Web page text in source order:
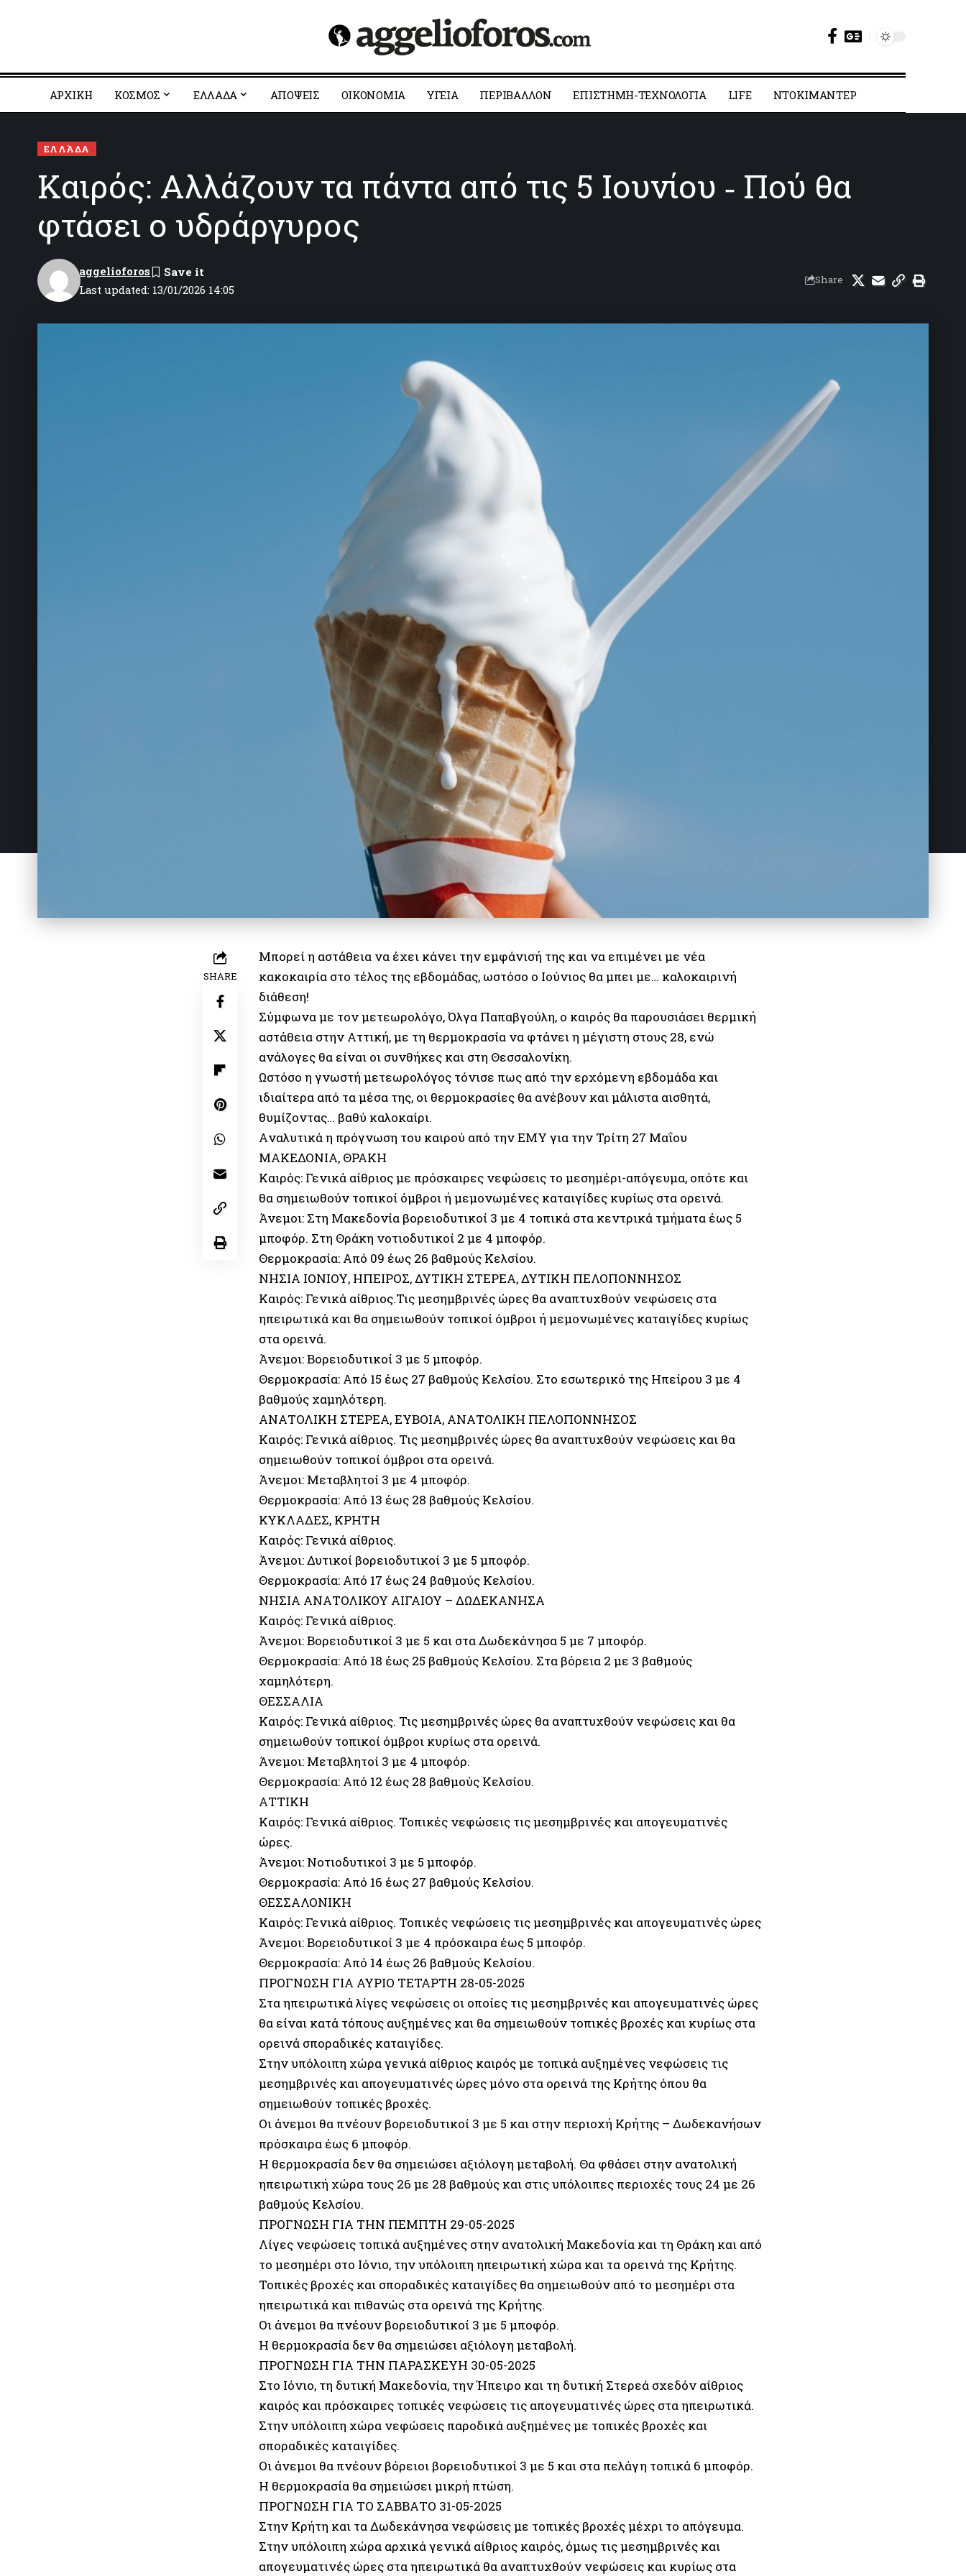
ΑΡΧΙΚΗ ΚΟΣΜΟΣ EΛΛΑΔΑ ΑΠΟΨΕΙΣ ΟΙΚΟΝΟΜΙΑ YΓΕΙΑ ΠΕΡΙΒΑΛΛΟΝ ΕΠΙΣΤΗΜΗ-ΤΕΧΝΟΛΟΓΙΑ LIFE ΝΤΟΚΙΜΑΝΤΕΡ
ΕΛΛΆΔΑ
Καιρός: Αλλάζουν τα πάντα από τις 5 Ιουνίου ‑ Πού θα
φτάσει ο υδράργυρος
Last updated: 13/01/2026 14:05
aggelioforos
Share
SHARE
Μπορεί η αστάθεια να έχει κάνει την εμφάνισή της και να επιμένει με νέα
κακοκαιρία στο τέλος της εβδομάδας, ωστόσο ο Ιούνιος θα μπει με… καλοκαιρινή
διάθεση!
Σύμφωνα με τον μετεωρολόγο, Όλγα Παπαβγούλη, ο καιρός θα παρουσιάσει θερμική
αστάθεια στην Αττική, με τη θερμοκρασία να φτάνει η μέγιστη στους 28, ενώ
ανάλογες θα είναι οι συνθήκες και στη Θεσσαλονίκη.
Ωστόσο η γνωστή μετεωρολόγος τόνισε πως από την ερχόμενη εβδομάδα και
ιδιαίτερα από τα μέσα της, οι θερμοκρασίες θα ανέβουν και μάλιστα αισθητά,
θυμίζοντας… βαθύ καλοκαίρι.
Aναλυτικά η πρόγνωση του καιρού από την ΕΜΥ για την Τρίτη 27 Μαΐου
ΜΑΚΕΔΟΝΙΑ, ΘΡΑΚΗ
Καιρός: Γενικά αίθριος με πρόσκαιρες νεφώσεις το μεσημέρι-απόγευμα, οπότε και
θα σημειωθούν τοπικοί όμβροι ή μεμονωμένες καταιγίδες κυρίως στα ορεινά.
Άνεμοι: Στη Μακεδονία βορειοδυτικοί 3 με 4 τοπικά στα κεντρικά τμήματα έως 5
μποφόρ. Στη Θράκη νοτιοδυτικοί 2 με 4 μποφόρ.
Θερμοκρασία: Από 09 έως 26 βαθμούς Κελσίου.
ΝΗΣΙΑ ΙΟΝΙΟΥ, ΗΠΕΙΡΟΣ, ΔΥΤΙΚΗ ΣΤΕΡΕΑ, ΔΥΤΙΚΗ ΠΕΛΟΠΟΝΝΗΣΟΣ
Καιρός: Γενικά αίθριος.Τις μεσημβρινές ώρες θα αναπτυχθούν νεφώσεις στα
ηπειρωτικά και θα σημειωθούν τοπικοί όμβροι ή μεμονωμένες καταιγίδες κυρίως
στα ορεινά.
Άνεμοι: Βορειοδυτικοί 3 με 5 μποφόρ.
Θερμοκρασία: Από 15 έως 27 βαθμούς Κελσίου. Στο εσωτερικό της Ηπείρου 3 με 4
βαθμούς χαμηλότερη.
ΑΝΑΤΟΛΙΚΗ ΣΤΕΡΕΑ, ΕΥΒΟΙΑ, ΑΝΑΤΟΛΙΚΗ ΠΕΛΟΠΟΝΝΗΣΟΣ
Καιρός: Γενικά αίθριος. Τις μεσημβρινές ώρες θα αναπτυχθούν νεφώσεις και θα
σημειωθούν τοπικοί όμβροι στα ορεινά.
Άνεμοι: Μεταβλητοί 3 με 4 μποφόρ.
Θερμοκρασία: Από 13 έως 28 βαθμούς Κελσίου.
ΚΥΚΛΑΔΕΣ, ΚΡΗΤΗ
Καιρός: Γενικά αίθριος.
Άνεμοι: Δυτικοί βορειοδυτικοί 3 με 5 μποφόρ.
Θερμοκρασία: Από 17 έως 24 βαθμούς Κελσίου.
ΝΗΣΙΑ ΑΝΑΤΟΛΙΚΟΥ ΑΙΓΑΙΟΥ – ΔΩΔΕΚΑΝΗΣΑ
Καιρός: Γενικά αίθριος.
Άνεμοι: Βορειοδυτικοί 3 με 5 και στα Δωδεκάνησα 5 με 7 μποφόρ.
Θερμοκρασία: Από 18 έως 25 βαθμούς Κελσίου. Στα βόρεια 2 με 3 βαθμούς
χαμηλότερη.
ΘΕΣΣΑΛΙΑ
Καιρός: Γενικά αίθριος. Τις μεσημβρινές ώρες θα αναπτυχθούν νεφώσεις και θα
σημειωθούν τοπικοί όμβροι κυρίως στα ορεινά.
Άνεμοι: Μεταβλητοί 3 με 4 μποφόρ.
Θερμοκρασία: Από 12 έως 28 βαθμούς Κελσίου.
ΑΤΤΙΚΗ
Καιρός: Γενικά αίθριος. Τοπικές νεφώσεις τις μεσημβρινές και απογευματινές
ώρες.
Άνεμοι: Νοτιοδυτικοί 3 με 5 μποφόρ.
Θερμοκρασία: Από 16 έως 27 βαθμούς Κελσίου.
ΘΕΣΣΑΛΟΝΙΚΗ
Καιρός: Γενικά αίθριος. Τοπικές νεφώσεις τις μεσημβρινές και απογευματινές ώρες
Άνεμοι: Βορειοδυτικοί 3 με 4 πρόσκαιρα έως 5 μποφόρ.
Θερμοκρασία: Από 14 έως 26 βαθμούς Κελσίου.
ΠΡΟΓΝΩΣΗ ΓΙΑ ΑΥΡΙΟ ΤΕΤΑΡΤΗ 28-05-2025
Στα ηπειρωτικά λίγες νεφώσεις οι οποίες τις μεσημβρινές και απογευματινές ώρες
θα είναι κατά τόπους αυξημένες και θα σημειωθούν τοπικές βροχές και κυρίως στα
ορεινά σποραδικές καταιγίδες.
Στην υπόλοιπη χώρα γενικά αίθριος καιρός με τοπικά αυξημένες νεφώσεις τις
μεσημβρινές και απογευματινές ώρες μόνο στα ορεινά της Κρήτης όπου θα
σημειωθούν τοπικές βροχές.
Οι άνεμοι θα πνέουν βορειοδυτικοί 3 με 5 και στην περιοχή Κρήτης – Δωδεκανήσων
πρόσκαιρα έως 6 μποφόρ.
Η θερμοκρασία δεν θα σημειώσει αξιόλογη μεταβολή. Θα φθάσει στην ανατολική
ηπειρωτική χώρα τους 26 με 28 βαθμούς και στις υπόλοιπες περιοχές τους 24 με 26
βαθμούς Κελσίου.
ΠΡΟΓΝΩΣΗ ΓΙΑ ΤΗΝ ΠΕΜΠΤΗ 29-05-2025
Λίγες νεφώσεις τοπικά αυξημένες στην ανατολική Μακεδονία και τη Θράκη και από
το μεσημέρι στο Ιόνιο, την υπόλοιπη ηπειρωτική χώρα και τα ορεινά της Κρήτης.
Τοπικές βροχές και σποραδικές καταιγίδες θα σημειωθούν από το μεσημέρι στα
ηπειρωτικά και πιθανώς στα ορεινά της Κρήτης.
Οι άνεμοι θα πνέουν βορειοδυτικοί 3 με 5 μποφόρ.
Η θερμοκρασία δεν θα σημειώσει αξιόλογη μεταβολή.
ΠΡΟΓΝΩΣΗ ΓΙΑ ΤΗΝ ΠΑΡΑΣΚΕΥΗ 30-05-2025
Στο Ιόνιο, τη δυτική Μακεδονία, την Ήπειρο και τη δυτική Στερεά σχεδόν αίθριος
καιρός και πρόσκαιρες τοπικές νεφώσεις τις απογευματινές ώρες στα ηπειρωτικά.
Στην υπόλοιπη χώρα νεφώσεις παροδικά αυξημένες με τοπικές βροχές και
σποραδικές καταιγίδες.
Οι άνεμοι θα πνέουν βόρειοι βορειοδυτικοί 3 με 5 και στα πελάγη τοπικά 6 μποφόρ.
Η θερμοκρασία θα σημειώσει μικρή πτώση.
ΠΡΟΓΝΩΣΗ ΓΙΑ ΤΟ ΣΑΒΒΑΤΟ 31-05-2025
Στην Κρήτη και τα Δωδεκάνησα νεφώσεις με τοπικές βροχές μέχρι το απόγευμα.
Στην υπόλοιπη χώρα αρχικά γενικά αίθριος καιρός, όμως τις μεσημβρινές και
απογευματινές ώρες στα ηπειρωτικά θα αναπτυχθούν νεφώσεις και κυρίως στα